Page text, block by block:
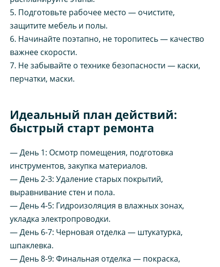
5. Подготовьте рабочее место — очистите,
защитите мебель и полы.
6. Начинайте поэтапно, не торопитесь — качество
важнее скорости.
7. Не забывайте о технике безопасности — каски,
перчатки, маски.
Идеальный план действий:
быстрый старт ремонта
— День 1: Осмотр помещения, подготовка
инструментов, закупка материалов.
— День 2-3: Удаление старых покрытий,
выравнивание стен и пола.
— День 4-5: Гидроизоляция в влажных зонах,
укладка электропроводки.
— День 6-7: Черновая отделка — штукатурка,
шпаклевка.
— День 8-9: Финальная отделка — покраска,